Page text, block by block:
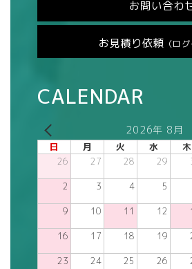
お問い合わ
お見積り依頼 （ロ
CALENDAR
2026年 8月
日 月 火 水 木
26 27 28 29
2 3 4 5
9 10 11 12
16 17 18 19
23 24 25 26